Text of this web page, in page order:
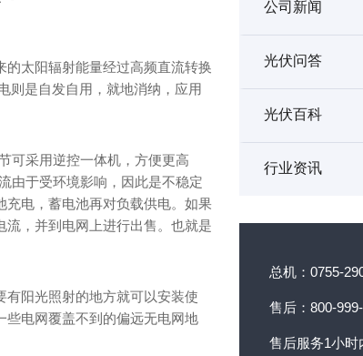
太阳辐射能量经过高频直流转换
则是自发自用，就地消纳，应用
可采用逆控一体机，方便更高
由于受环境影响，因此是不稳定
充电，蓄电池再对负载供电。如果
，并到电网上进行出售。也就是
阳光照射的地方就可以安装使
些电网覆盖不到的偏远无电网地
公司新闻
光伏问答
光伏百科
行业资讯
总机：0755-
售后：800-
售后服务1小时